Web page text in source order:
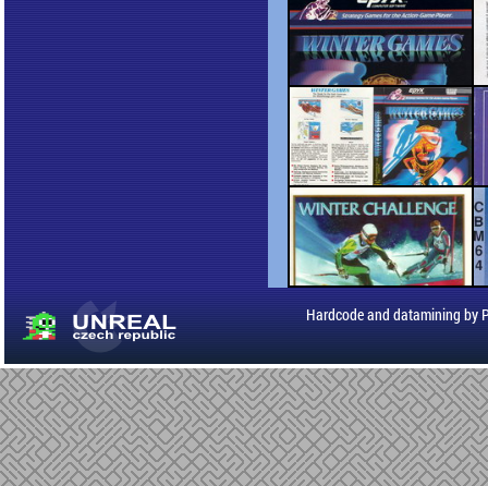
Hardcode and datamining by